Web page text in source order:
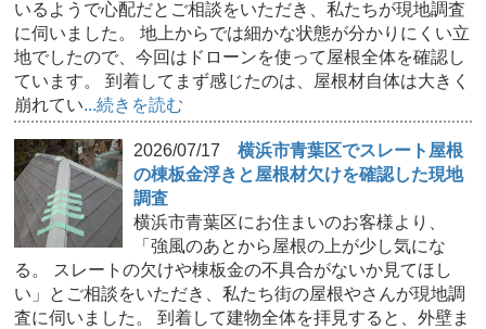
いるようで心配だとご相談をいただき、私たちが現地調査
に伺いました。 地上からでは細かな状態が分かりにくい立
地でしたので、今回はドローンを使って屋根全体を確認し
ています。 到着してまず感じたのは、屋根材自体は大きく
崩れてい...続きを読む
2026/07/17
横浜市青葉区でスレート屋根
の棟板金浮きと屋根材欠けを確認した現地
調査
横浜市青葉区にお住まいのお客様より、
「強風のあとから屋根の上が少し気にな
る。 スレートの欠けや棟板金の不具合がないか見てほし
い」とご相談をいただき、私たち街の屋根やさんが現地調
査に伺いました。 到着して建物全体を拝見すると、外壁ま